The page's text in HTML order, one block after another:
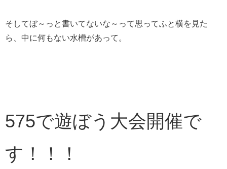
そしてぼ～っと書いてないな～って思ってふと横を見た
ら、中に何もない水槽があって。
575で遊ぼう大会開催で
す！！！